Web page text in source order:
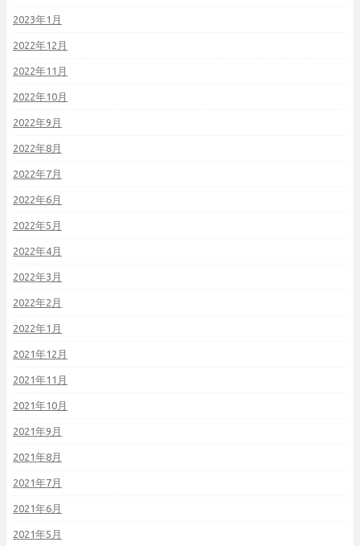
2023年1月
2022年12月
2022年11月
2022年10月
2022年9月
2022年8月
2022年7月
2022年6月
2022年5月
2022年4月
2022年3月
2022年2月
2022年1月
2021年12月
2021年11月
2021年10月
2021年9月
2021年8月
2021年7月
2021年6月
2021年5月